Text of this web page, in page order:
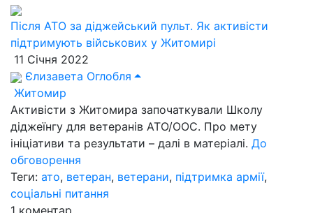
Після АТО за діджейський пульт. Як активісти
підтримують військових у Житомирі
11 Січня 2022
Єлизавета Оглобля
Житомир
Активісти з Житомира започаткували Школу
діджеїнгу для ветеранів АТО/ООС. Про мету
ініціативи та результати – далі в матеріалі. До
обговорення
Теги: ато, ветеран, ветерани, підтримка армії,
соціальні питання
1 коментар